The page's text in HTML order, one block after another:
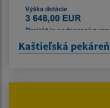
Kaštieľská pekáreň